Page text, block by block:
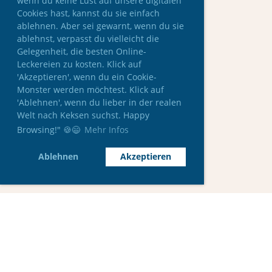
Cookies hast, kannst du sie einfach
ablehnen. Aber sei gewarnt, wenn du sie
ablehnst, verpasst du vielleicht die
Gelegenheit, die besten Online-
Leckereien zu kosten. Klick auf
'Akzeptieren', wenn du ein Cookie-
Monster werden möchtest. Klick auf
'Ablehnen', wenn du lieber in der realen
Welt nach Keksen suchst. Happy
Browsing!" 🍪😄 Mehr Infos
Ablehnen Akzeptieren